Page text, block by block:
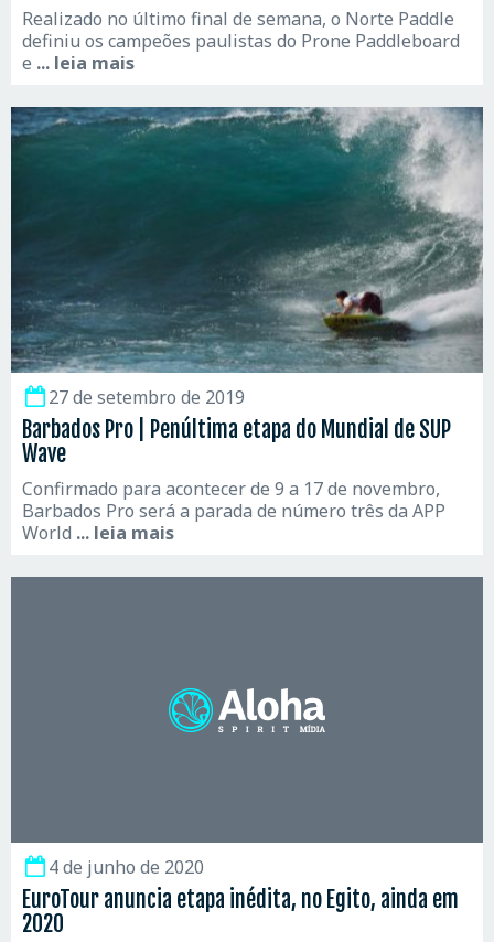
Realizado no último final de semana, o Norte Paddle
definiu os campeões paulistas do Prone Paddleboard
e ... leia mais
27 de setembro de 2019
Barbados Pro | Penúltima etapa do Mundial de SUP
Wave
Confirmado para acontecer de 9 a 17 de novembro,
Barbados Pro será a parada de número três da APP
World ... leia mais
4 de junho de 2020
EuroTour anuncia etapa inédita, no Egito, ainda em
2020